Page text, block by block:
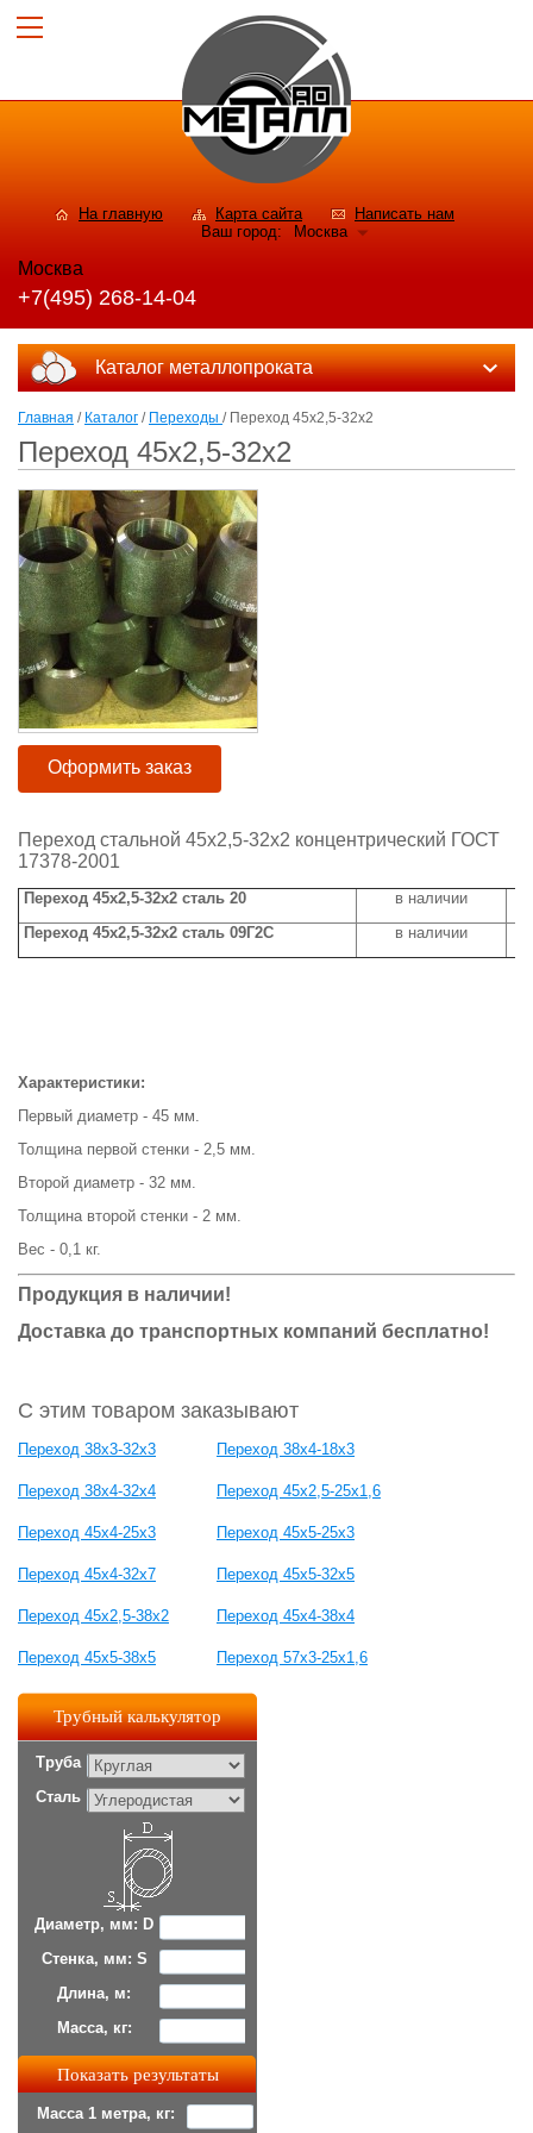
На главную Карта сайта
Написать нам
Ваш город:
Москва
Москва
+7(495) 268-14-04
Каталог металлопроката
Главная / Каталог / Переходы / Переход 45х2,5-32х2
Переход 45х2,5-32х2
Оформить заказ
Переход стальной 45х2,5-32х2 концентрический ГОСТ
17378-2001
Переход 45х2,5-32х2 сталь 20
в наличии
Переход 45х2,5-32х2 сталь 09Г2С
в наличии
Характеристики:
Первый диаметр - 45 мм.
Толщина первой стенки - 2,5 мм.
Второй диаметр - 32 мм.
Толщина второй стенки - 2 мм.
Вес - 0,1 кг.
Продукция в наличии!
Доставка до транспортных компаний бесплатно!
С этим товаром заказывают
Переход 38х3-32х3 Переход 38х4-18х3
Переход 38х4-32х4 Переход 45х2,5-25х1,6
Переход 45х4-25х3 Переход 45х5-25х3
Переход 45х4-32х7 Переход 45х5-32х5
Переход 45х2,5-38х2 Переход 45х4-38х4
Переход 45х5-38х5 Переход 57х3-25х1,6
Трубный калькулятор
Труба
Сталь
Диаметр, мм: D
Стенка, мм: S
Длина, м:
Масса, кг:
Масса 1 метра, кг: